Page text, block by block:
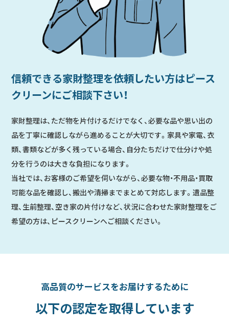
信頼できる家財整理を依頼したい方はピース
クリーンにご相談下さい！
家財整理は、ただ物を片付けるだけでなく、必要な品や思い出の
品を丁寧に確認しながら進めることが大切です。家具や家電、衣
類、書類などが多く残っている場合、自分たちだけで仕分けや処
分を行うのは大きな負担になります。
当社では、お客様のご希望を伺いながら、必要な物・不用品・買取
可能な品を確認し、搬出や清掃までまとめて対応します。遺品整
理、生前整理、空き家の片付けなど、状況に合わせた家財整理をご
希望の方は、ピースクリーンへご相談ください。
高品質のサービスをお届けするために
以下の認定を取得しています